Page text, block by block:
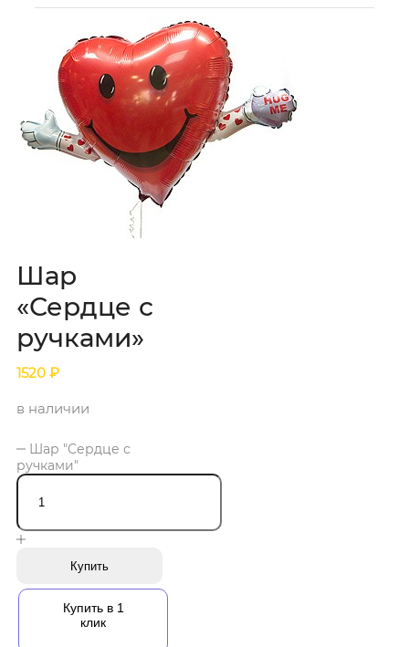
Шар
«Сердце с
ручками»
1520 ₽
в наличии
Шар "Сердце с
ручками"
Купить
Купить в 1
клик